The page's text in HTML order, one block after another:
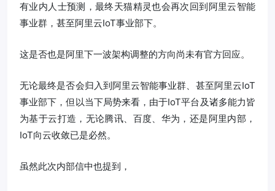
有业内人士预测，最终天猫精灵也会再次回到阿里云智能
事业群，甚至阿里云IoT事业部下。
这是否也是阿里下一波架构调整的方向尚未有官方回应。
无论最终是否会归入到阿里云智能事业群、甚至阿里云IoT
事业部下，但以当下局势来看，由于IoT平台及诸多能力皆
为基于云打造，无论腾讯、百度、华为，还是阿里内部，
IoT向云收敛已是必然。
虽然此次内部信中也提到，